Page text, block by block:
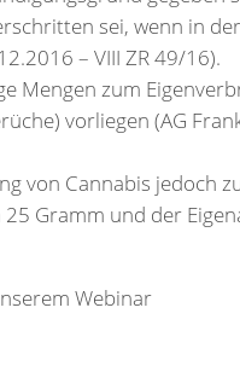
sei, wenn in der
– VIII ZR 49/16).
Mengen zum
vorliegen (AG
von Cannabis jedoch
Gramm und der
Webinar